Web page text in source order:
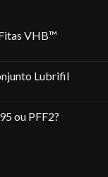
VHB™
Lubrifil
ou PFF2?